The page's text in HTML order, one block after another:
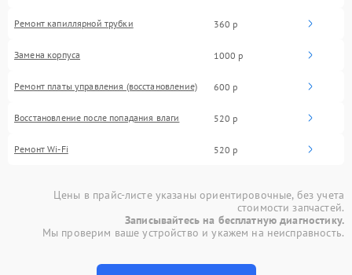
Ремонт капиллярной трубки 360 р
Замена корпуса 1000 р
Ремонт платы управления (восстановление) 600 р
Восстановление после попадания влаги 520 р
Ремонт Wi-Fi 520 р
Цены в прайс-листе указаны ориентировочные, без учета
стоимости запчастей.
Записывайтесь на бесплатную диагностику.
Мы проверим ваше устройство и укажем на неисправность.